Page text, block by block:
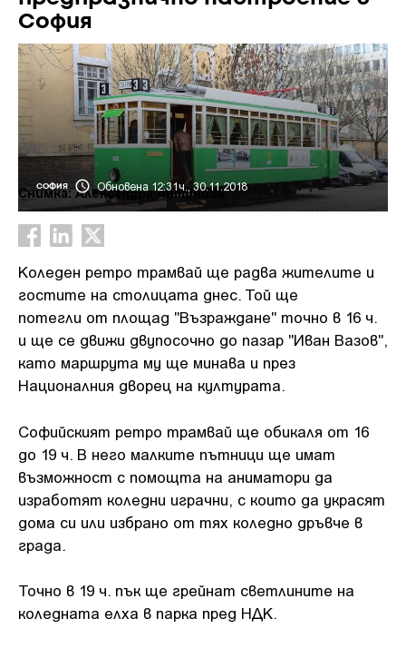
София
СОФИЯ Обновена 12:31ч., 30.11.2018
Снимка: Александра Антонова
Коледен ретро трамвай ще радва жителите и
гостите на столицата днес. Той ще
потегли от площад "Възраждане" точно в 16 ч.
и ще се движи двупосочно до пазар "Иван Вазов",
като маршрута му ще минава и през
Националния дворец на културата.
Софийският ретро трамвай ще обикаля от 16
до 19 ч. В него малките пътници ще имат
възможност с помощта на аниматори да
изработят коледни играчни, с които да украсят
дома си или избрано от тях коледно дръвче в
града.
Точно в 19 ч. пък ще грейнат светлините на
коледната елха в парка пред НДК.